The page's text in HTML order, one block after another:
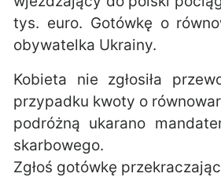
tys. euro. Gotówkę o
obywatelka Ukrainy.
Kobieta nie zgłosiła
przypadku kwoty o
podróżną ukarano
skarbowego.
Zgłoś gotówkę